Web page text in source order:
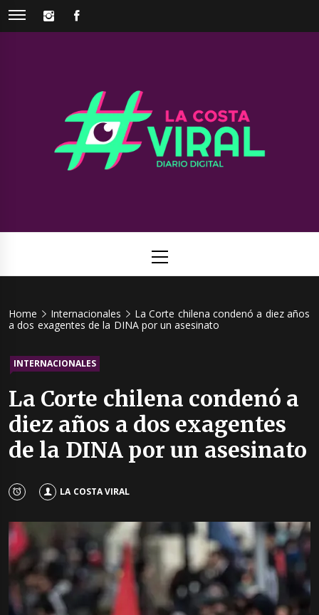
Skip
INSTAGRAM
Viral
Menu
Home Internacionales
La Corte chilena condenó a diez años
a dos exagentes de la DINA por un asesinato
INTERNACIONALES
La Corte chilena condenó a
diez años a dos exagentes
de la DINA por un asesinato
LA COSTA VIRAL